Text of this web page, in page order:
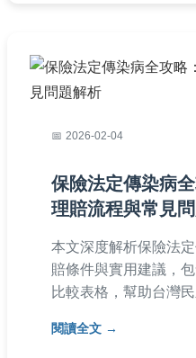
2026-02-04
保險法定傳染病
理賠流程與常見
本文深度解析保險法
賠條件與實用建議，
比較表格，幫助台灣
理，一次掌握所有關鍵
閱讀全文